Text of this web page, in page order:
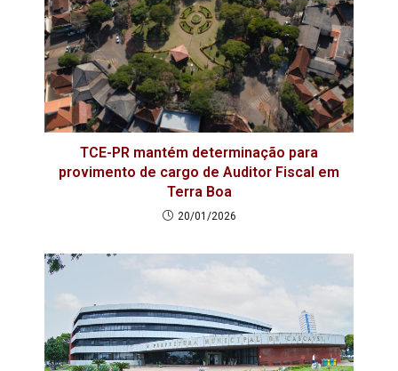
TCE-PR mantém determinação para
provimento de cargo de Auditor Fiscal em
Terra Boa
20/01/2026